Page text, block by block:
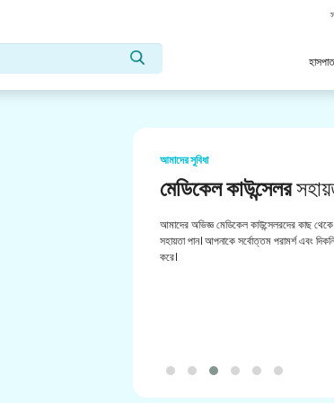
আমাদের সুবিধা
মেডিকেল কাউন্সেলর
আমাদের অভিজ্ঞ মেডিকেল কাউন্সেলরদের কাছ থেকে
সহায়তা পান। আপনাকে সর্বোত্তম পরামর্শ এবং
করে।